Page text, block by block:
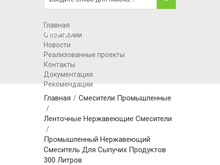
МЕНЮ
Главная
О компании
Новости
Реализованные проекты
Контакты
Документация
Рекомендации
Главная / Смесители Промышленные
/
Ленточные Нержавеющие Смесители
/
Промышленный Нержавеющий
Смеситель Для Сыпучих Продуктов
300 Литров